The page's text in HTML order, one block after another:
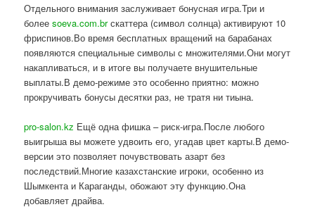
Отдельного внимания заслуживает бонусная игра.Три и
болееsoeva.com.brскаттера (символ солнца) активируют 10
фриспинов.Во время бесплатных вращений на барабанах
появляются специальные символы с множителями.Они могут
накапливаться, и в итоге вы получаете внушительные
выплаты.В демо-режиме это особенно приятно: можно
прокручивать бонусы десятки раз, не тратя ни тиына.
pro-salon.kz Ещё одна фишка – риск-игра.После любого
выигрыша вы можете удвоить его, угадав цвет карты.В демо-
версии это позволяет почувствовать азарт без
последствий.Многие казахстанские игроки, особенно из
Шымкента и Караганды, обожают эту функцию.Она
добавляет драйва.